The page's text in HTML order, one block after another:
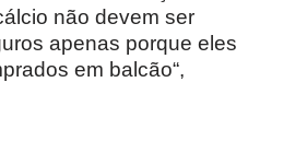
não devem ser
apenas porque eles
em balcão“,